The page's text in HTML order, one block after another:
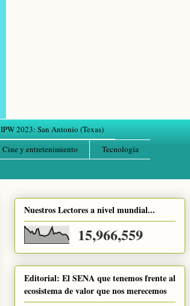
IPW 2023: San Antonio (Texas)
Cine y entretenimiento
Tecnología
Nuestros Lectores a nivel mundial...
15,966,559
Editorial: El SENA que tenemos frente al
ecosistema de valor que nos merecemos